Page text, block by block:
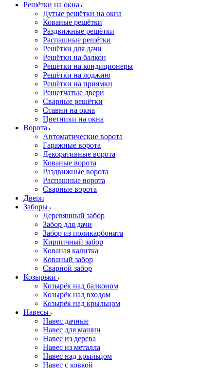
Решётки на окна
Дутые решётки на окна
Кованые решётки
Раздвижные решётки
Распашные решётки
Решётки для дачи
Решётки на балкон
Решётки на кондиционеры
Решётки на лоджию
Решётки на приямки
Решетчатые двери
Сварные решётки
Ставни на окна
Цветники на окна
Ворота
Автоматические ворота
Гаражные ворота
Декоративные ворота
Кованые ворота
Раздвижные ворота
Распашные ворота
Сварные ворота
Двери
Заборы
Деревянный забор
Забор для дачи
Забор из поликарбоната
Кирпичный забор
Кованая калитка
Кованый забор
Сварной забор
Козырьки
Козырёк над балконом
Козырёк над входом
Козырёк над крыльцом
Навесы
Навес дачные
Навес для машин
Навес из дерева
Навес из металла
Навес над крыльцом
Навес с ковкой